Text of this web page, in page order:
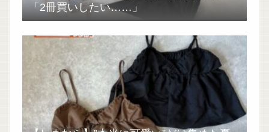
「2冊買いしたい……」